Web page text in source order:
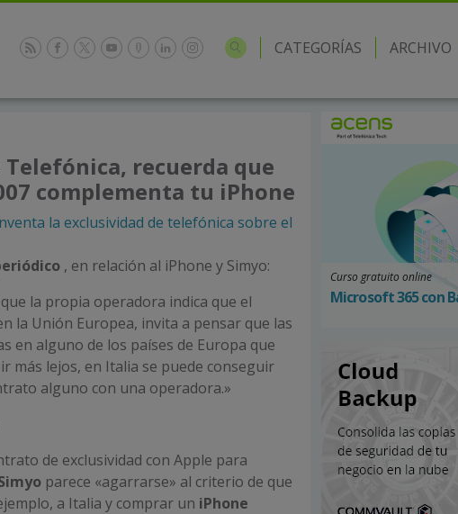
CATEGORÍAS ARCHIVO
Telefónica, recuerda que
complementa tu iPhone
la exclusividad de telefónica sobre el
, en relación al iPhone y Simyo:
la propia operadora indica que el
la Unión Europea, invita a pensar que las
en alguno de los países de Europa que
más lejos, en Italia se puede conseguir
alguno con una operadora.»
de exclusividad con Apple para
parece «agarrarse» al criterio de que
a Italia y comprar un iPhone
Curso gratuito online
Microsoft 365 con